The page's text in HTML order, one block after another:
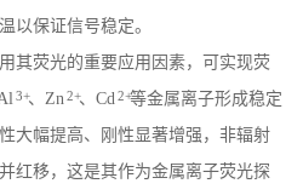
以保证信号稳定。
其荧光的重要应用因素，可实现荧
3+、 Zn 2+、 Cd 2+等金属离子形成稳定
大幅提高、刚性显著增强，非辐射
红移，这是其作为金属离子荧光探